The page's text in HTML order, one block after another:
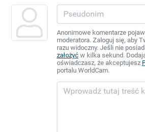
Anonimowe komentarze
moderatora. Zaloguj się, aby
razu widoczny. Jeśli nie
założyćw kilka sekund.
oświadczasz, że akceptujesz
portalu WorldCam.